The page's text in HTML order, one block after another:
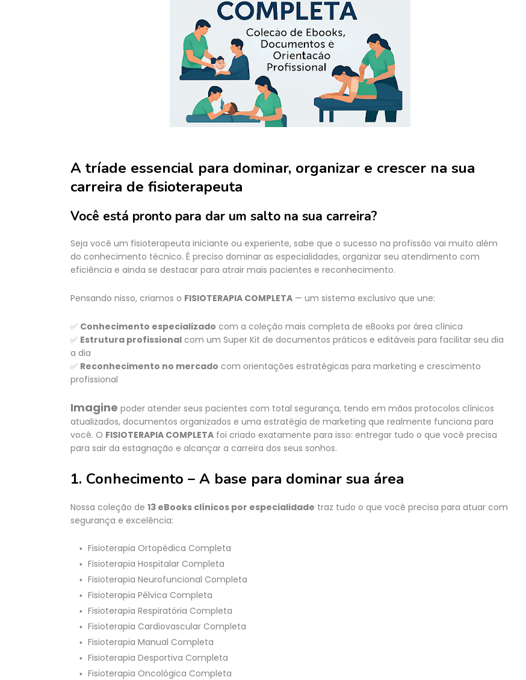
A tríade essencial para dominar, organizar e crescer na sua
carreira de fisioterapeuta
Você está pronto para dar um salto na sua carreira?
Seja você um fisioterapeuta iniciante ou experiente, sabe que o sucesso na profissão vai muito além
do conhecimento técnico. É preciso dominar as especialidades, organizar seu atendimento com
eficiência e ainda se destacar para atrair mais pacientes e reconhecimento.
Pensando nisso, criamos o FISIOTERAPIA COMPLETA — um sistema exclusivo que une:
✅ Conhecimento especializado com a coleção mais completa de eBooks por área clínica
✅ Estrutura profissional com um Super Kit de documentos práticos e editáveis para facilitar seu dia
a dia
✅ Reconhecimento no mercado com orientações estratégicas para marketing e crescimento
profissional
Imagine poder atender seus pacientes com total segurança, tendo em mãos protocolos clínicos
atualizados, documentos organizados e uma estratégia de marketing que realmente funciona para
você. O FISIOTERAPIA COMPLETA foi criado exatamente para isso: entregar tudo o que você precisa
para sair da estagnação e alcançar a carreira dos seus sonhos.
1. Conhecimento – A base para dominar sua área
Nossa coleção de 13 eBooks clínicos por especialidade traz tudo o que você precisa para atuar com
segurança e excelência:
Fisioterapia Ortopédica Completa
Fisioterapia Hospitalar Completa
Fisioterapia Neurofuncional Completa
Fisioterapia Pélvica Completa
Fisioterapia Respiratória Completa
Fisioterapia Cardiovascular Completa
Fisioterapia Manual Completa
Fisioterapia Desportiva Completa
Fisioterapia Oncológica Completa